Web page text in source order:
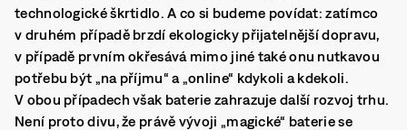
technologické škrtidlo. A co si budeme povídat: zatímco
v druhém případě brzdí ekologicky přijatelnější dopravu,
v případě prvním okřesává mimo jiné také onu nutkavou
potřebu být „na příjmu“ a „online“ kdykoli a kdekoli.
V obou případech však baterie zahrazuje další rozvoj trhu.
Není proto divu, že právě vývoji „magické“ baterie se